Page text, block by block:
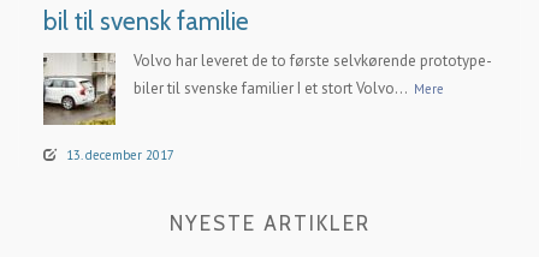
bil til svensk familie
Volvo har leveret de to første selvkørende prototype-
biler til svenske familier I et stort Volvo... Mere
13. december 2017
NYESTE ARTIKLER